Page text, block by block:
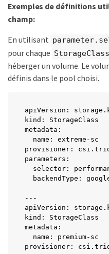
Exemples de définitions
champ:
En utilisant
pour chaque StorageClass
héberger un volume. Le
définis dans le pool choisi.
apiVersion:
kind: StorageClass
metadata:
  name: extreme-sc
provisioner:
parameters:
selector:
backendType:
---
apiVersion:
kind: StorageClass
metadata:
  name: premium-sc
provisioner: